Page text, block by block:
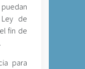
de
fin de
para